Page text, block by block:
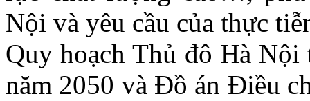
Nội và yêu cầu của thực
Quy hoạch Thủ đô Hà
năm 2050 và Đồ án Điều